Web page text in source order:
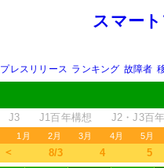
スマー
プレスリリース ランキング 故障者
J3 J1百年構想 J2・J3百
1月 2月 3月 4月 5月
＜ 8/3 4 5